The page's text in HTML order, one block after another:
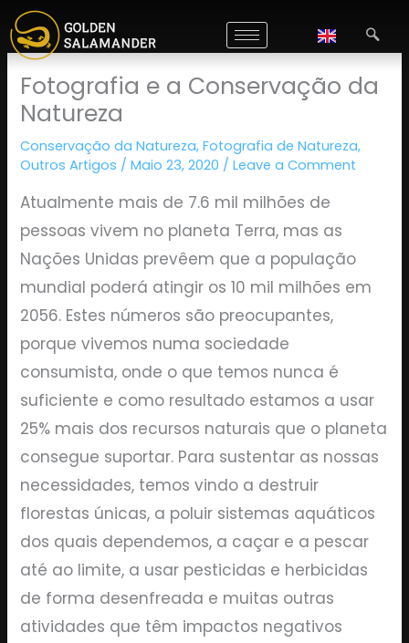
Skip
to
content
Fotografia e a Conservação da
Natureza
Conservação da Natureza,Fotografia de Natureza,
Outros Artigos /Maio 23, 2020 /Leave a Comment
Atualmente mais de 7.6 mil milhões de
pessoas vivem no planeta Terra, mas as
Nações Unidas prevêem que a população
mundial poderá atingir os 10 mil milhões em
2056. Estes números são preocupantes,
porque vivemos numa sociedade
consumista, onde o que temos nunca é
suficiente e como resultado estamos a usar
25% mais dos recursos naturais que o planeta
consegue suportar. Para sustentar as nossas
necessidades, temos vindo a destruir
florestas únicas, a poluir sistemas aquáticos
dos quais dependemos, a caçar e a pescar
até ao limite, a usar pesticidas e herbicidas
de forma desenfreada e muitas outras
atividades que têm impactos negativos